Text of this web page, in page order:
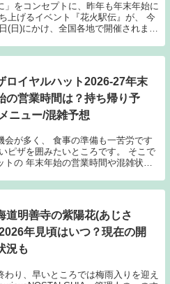
」をコンセプトに、昨年も年末年始に
上げるイベント『花火駅伝』が、 今
(日)にかけ、全国各地で開催されま
ロイヤルハット2026-27年末
の営業時間は？持ち帰り予
ニュー/混雑予想
が多く、 食事の準備も一苦労です
ピザを囲みたいところです。 そこで
の 年末年始の営業時間や混雑状
道明善寺の紫陽花(あじさ
年見頃はいつ？現在の開
況も
り、早いところでは梅雨入りを迎え